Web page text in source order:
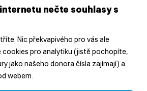
nečte souhlasy s
Nic překvapivého pro vás ale
cookies pro analytiku (jistě pochopíte,
jako našeho donora čísla zajímají) a
webem.
kraje